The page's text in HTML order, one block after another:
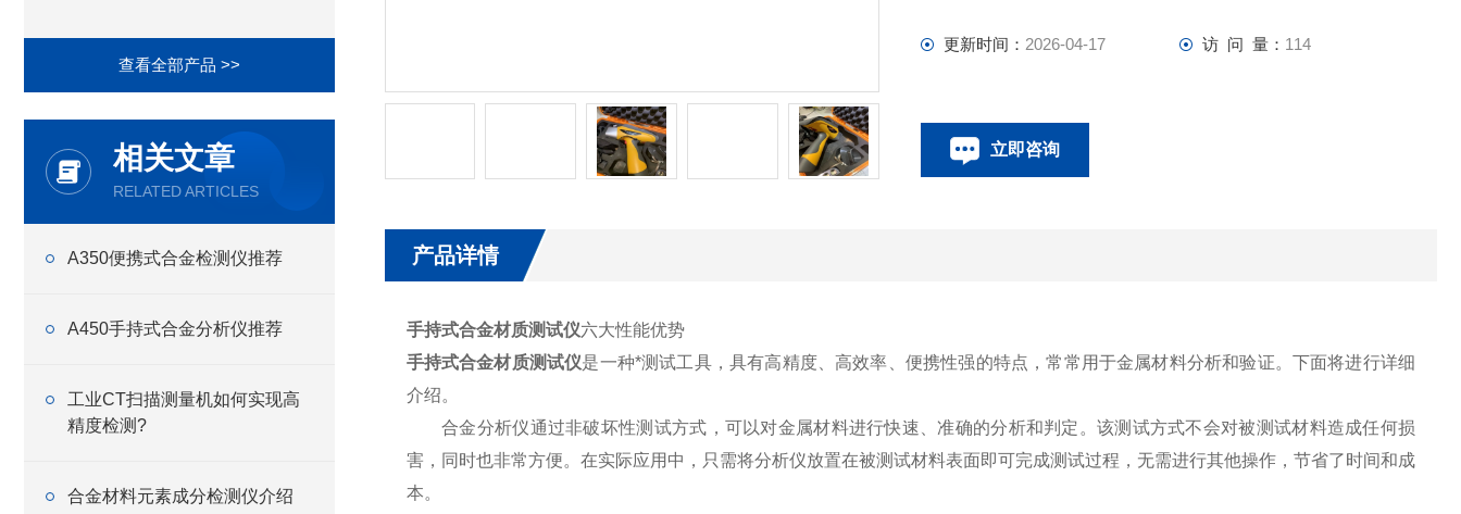
查看全部产品 >>
相关文章
RELATED ARTICLES
A350便携式合金检测仪推荐
A450手持式合金分析仪推荐
工业CT扫描测量机如何实现高
精度检测?
合金材料元素成分检测仪介绍
更新时间： 2026-04-17 访 问 量： 114
立即咨询
产品详情
手持式合金材质测试仪六大性能优势
手持式合金材质测试仪是一种*测试工具，具有高精度、高效率、便携性强的特点，常常用于金属材料分析和验证。下面将进行详细
介绍。
合金分析仪通过非破坏性测试方式，可以对金属材料进行快速、准确的分析和判定。该测试方式不会对被测试材料造成任何损
害，同时也非常方便。在实际应用中，只需将分析仪放置在被测试材料表面即可完成测试过程，无需进行其他操作，节省了时间和成
本。